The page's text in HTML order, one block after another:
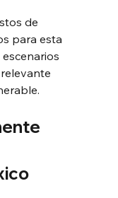
de
para esta